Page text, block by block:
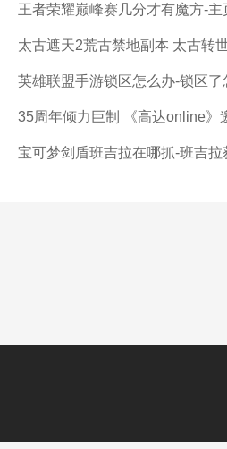
王者荣耀巅峰赛几分才有魔方-
太古遮天2荒古禁地副本 太古转
英雄联盟手游锁区怎么办-锁区了
35周年倾力巨制 《高达online》
宝可梦剑盾班吉拉在哪抓-班吉拉